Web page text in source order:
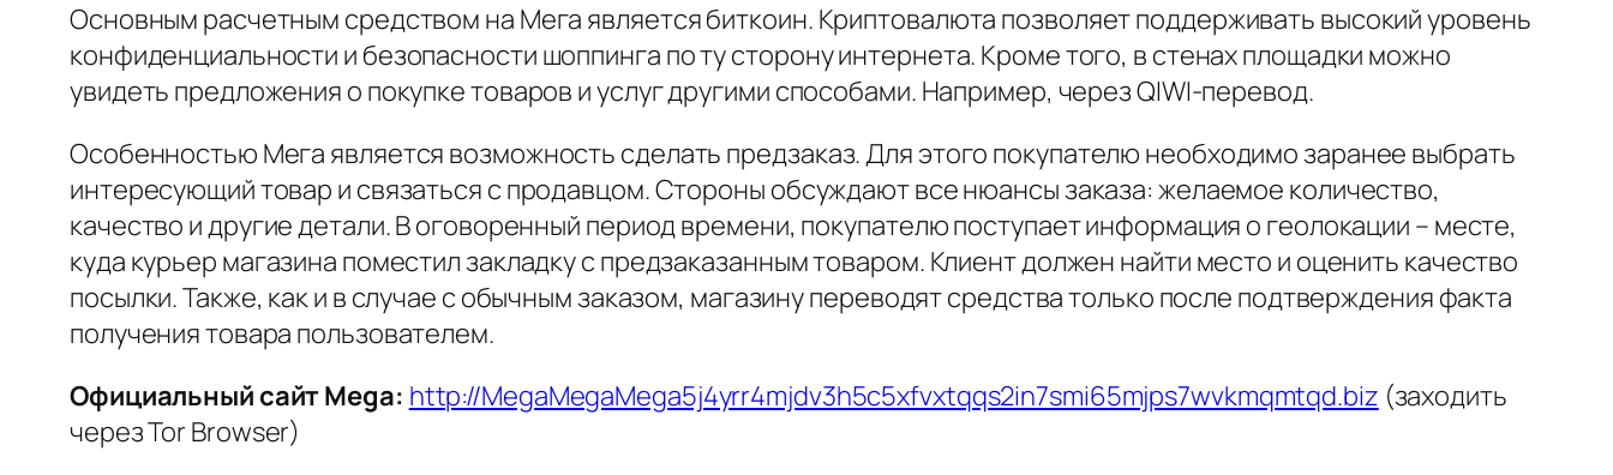
Основным расчетным средством на Мега является биткоин. Криптовалюта позволяет поддерживать высокий уровень
конфиденциальности и безопасности шоппинга по ту сторону интернета. Кроме того, в стенах площадки можно
увидеть предложения о покупке товаров и услуг другими способами. Например, через QIWI-перевод.
Особенностью Мега является возможность сделать предзаказ. Для этого покупателю необходимо заранее выбрать
интересующий товар и связаться с продавцом. Стороны обсуждают все нюансы заказа: желаемое количество,
качество и другие детали. В оговоренный период времени, покупателю поступает информация о геолокации – месте,
куда курьер магазина поместил закладку с предзаказанным товаром. Клиент должен найти место и оценить качество
посылки. Также, как и в случае с обычным заказом, магазину переводят средства только после подтверждения факта
получения товара пользователем.
Официальный сайт Mega: http://MegaMegaMega5j4yrr4mjdv3h5c5xfvxtqqs2in7smi65mjps7wvkmqmtqd.biz (заходить
через Tor Browser)